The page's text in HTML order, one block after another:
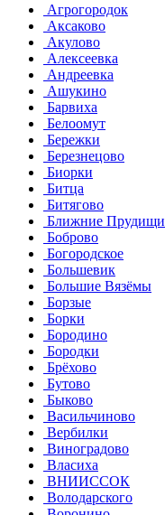
Агрогородок
Аксаково
Акулово
Алексеевка
Андреевка
Ашукино
Барвиха
Белоомут
Бережки
Березнецово
Биорки
Битца
Битягово
Ближние Прудищи
Боброво
Богородское
Большевик
Большие Вязёмы
Борзые
Борки
Бородино
Бородки
Брёхово
Бутово
Быково
Васильчиново
Вербилки
Виноградово
Власиха
ВНИИССОК
Володарского